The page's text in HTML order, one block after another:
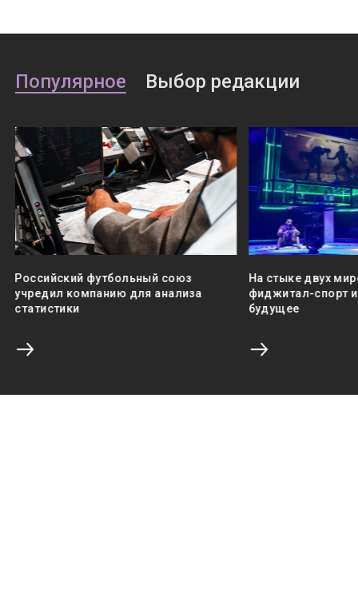
Популярное Выбор редакции
Российский футбольный союз
учредил компанию для анализа
статистики
На стыке двух
фиджитал-спорт
будущее